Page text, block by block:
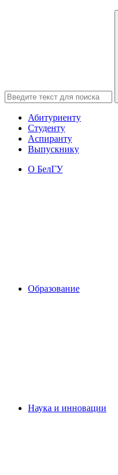
Абитуриенту
Студенту
Аспиранту
Выпускнику
О БелГУ
Образование
Наука и инновации